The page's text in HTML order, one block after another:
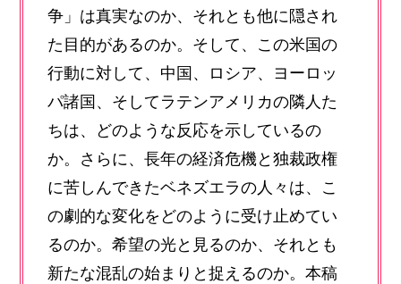
争」は真実なのか、それとも他に隠され
た目的があるのか。そして、この米国の
行動に対して、中国、ロシア、ヨーロッ
パ諸国、そしてラテンアメリカの隣人た
ちは、どのような反応を示しているの
か。さらに、長年の経済危機と独裁政権
に苦しんできたベネズエラの人々は、こ
の劇的な変化をどのように受け止めてい
るのか。希望の光と見るのか、それとも
新たな混乱の始まりと捉えるのか。本稿